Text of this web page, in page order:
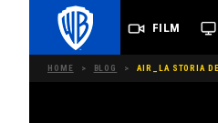
FILM
HOME > BLOG > AIR_LA STORIA